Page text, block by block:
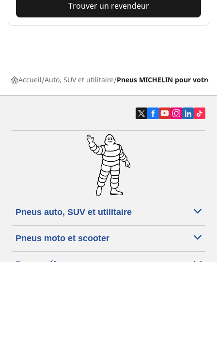
Trouver un revendeur
Accueil Auto, SUV et utilitaire Pneus MICHELIN pour votre
Pneus auto, SUV et utilitaire
Pneus moto et scooter
Pneus vélo